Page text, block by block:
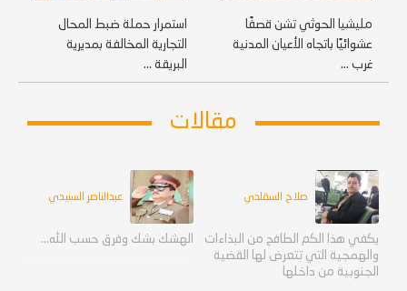
مليشيا الحوثي تشن قصفًا
عشوائيًا باتجاه الأعيان المدنية
غرب ...
استمرار حملة ضبط المحال
التجارية المخالفة بمديرية
البريقة ...
مقالات
صلاح السقلدي
يكفي هذا الكم الطافح من البذاءات
والهمجية التي تتعرض لها القضية
الجنوبية من داخلها
عبدالناصر السنيدي
الهشك بشك وفرق حسب الله...